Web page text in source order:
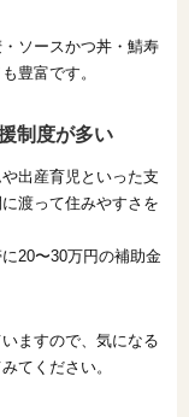
ソースかつ丼・鯖寿
豊富です。
制度が多い
出産育児といった支
渡って住みやすさを
20〜30万円の補助金
ますので、気になる
てください。